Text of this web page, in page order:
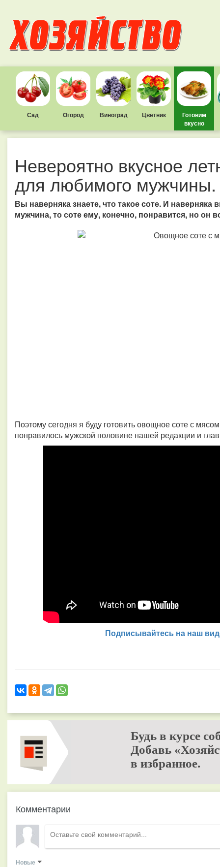
Сад Огород Виноград Цветник
Готовим
вкусно
Невероятно вкусное
для любимого
Вы наверняка знаете, что такое соте. И
мужчина, то соте ему, конечно, понравится, но он
Поэтому сегодня я буду готовить овощное соте с
понравилось мужской половине нашей редакции и
Подписывайтесь на наш
Будь в курсе
Добавь
в избранное.
Комментарии
Новые